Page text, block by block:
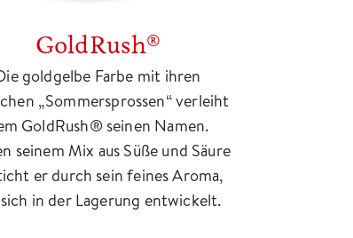
GoldRush®
goldgelbe Farbe mit ihren
„Sommersprossen“ verleiht
GoldRush® seinen Namen.
seinem Mix aus Süße und Säure
er durch sein feines Aroma,
sich in der Lagerung entwickelt.